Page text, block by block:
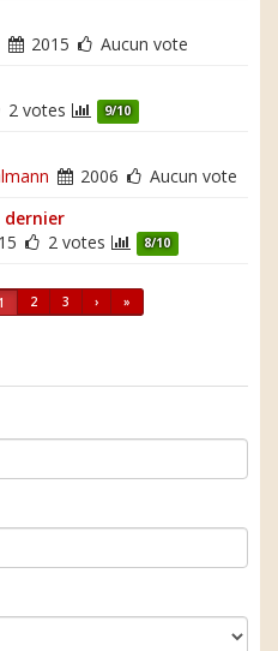
2015
Aucun vote
2 votes 9/10
2006
Aucun vote
dernier
2 votes 8/10
1 2 3 › »